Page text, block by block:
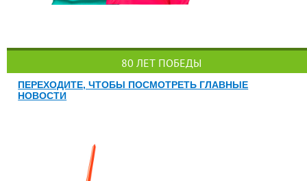
80 ЛЕТ ПОБЕДЫ
ПЕРЕХОДИТЕ, ЧТОБЫ ПОСМОТРЕТЬ ГЛАВНЫЕ
НОВОСТИ